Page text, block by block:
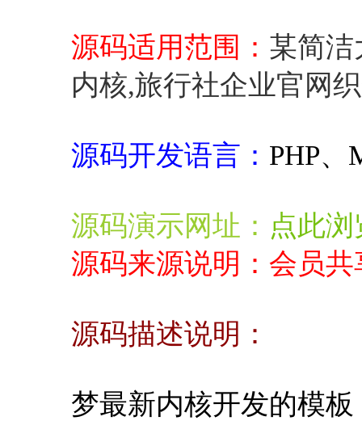
源码适用范围： 某简洁
内核,旅行社企业官网
源码开发语言： PHP、
源码演示网址： 点此浏
源码来源说明：会员共
源码描述说明：
梦最新内核开发的模